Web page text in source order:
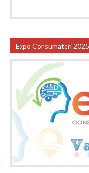
Expo Consumatori 2025